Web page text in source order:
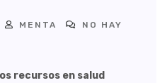
MENTA
NO HAY
recursos en salud